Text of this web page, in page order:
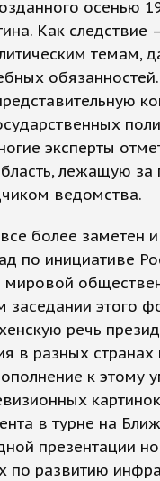
осенью
Как следствие
темам,
эксперты
лежащую за
ведомства.
более заметен
по инициативе
мировой
заседании этого
речь
в разных
к этому
в турне на
презентации
по развитию